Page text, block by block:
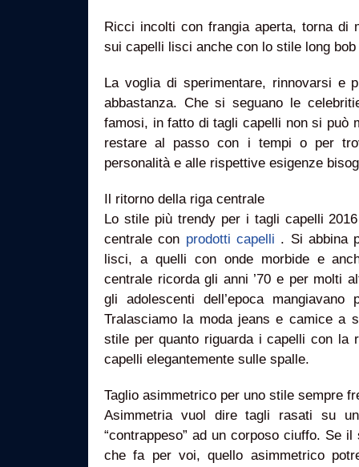
Ricci incolti con frangia aperta, torna di
sui capelli lisci anche con lo stile long
La voglia di sperimentare, rinnovarsi e
abbastanza. Che si seguano le
famosi, in fatto di tagli capelli non si può
restare al passo con i tempi o per
personalità e alle rispettive esigenze
Il ritorno della riga centrale
Lo stile più trendy per i tagli capelli
centrale con prodotti capelli . Si abbina
lisci, a quelli con onde morbide e
centrale ricorda gli anni ’70 e per molti
gli adolescenti dell’epoca
Tralasciamo la moda jeans e camice a
stile per quanto riguarda i capelli con la
capelli elegantemente sulle spalle.
Taglio asimmetrico per uno stile sempre
Asimmetria vuol dire tagli rasati su
“contrappeso” ad un corposo ciuffo. Se
che fa per voi, quello asimmetrico